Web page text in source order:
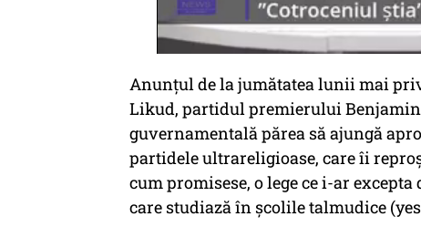
Anunţul de la jumătatea lunii mai
Likud, partidul premierului
guvernamentală părea să ajungă
partidele ultrareligioase, care îi
cum promisese, o lege ce i-ar
care studiază în şcolile talmudice